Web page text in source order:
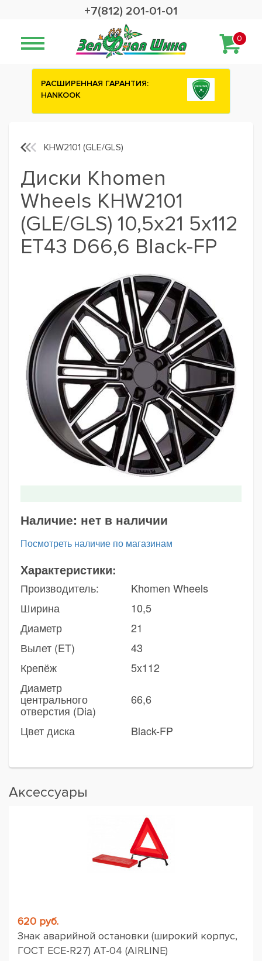
+7(812) 201-01-01
0
Сashback 2500 рублей на зимние
KHW2101 (GLE/GLS)
Диски Khomen
Wheels KHW2101
(GLE/GLS) 10,5x21 5x112
ET43 D66,6 Black-FP
Наличие: нет в наличии
Посмотреть наличие по магазинам
Характеристики:
Производитель:
Khomen Wheels
Ширина
10,5
Диаметр
21
Вылет (ET)
43
Крепёж
5x112
Диаметр
центрального
отверстия (Dia)
66,6
Цвет диска Black-FP
Аксессуары
620 руб.
Знак аварийной остановки (широкий корпус,
ГОСТ ЕСЕ-R27) AT-04 (AIRLINE)